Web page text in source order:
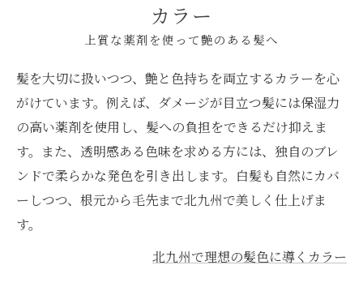
カラー
上質な薬剤を使って艶のある髪へ
髪を大切に扱いつつ、艶と色持ちを両立するカラーを心
がけています。例えば、ダメージが目立つ髪には保湿力
の高い薬剤を使用し、髪への負担をできるだけ抑えま
す。また、透明感ある色味を求める方には、独自のブレ
ンドで柔らかな発色を引き出します。白髪も自然にカバ
ーしつつ、根元から毛先まで北九州で美しく仕上げま
す。
北九州で理想の髪色に導くカラー